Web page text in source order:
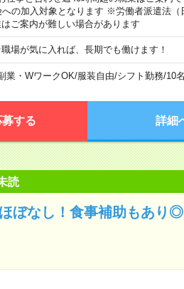
の加入対象となります ※労働者派遣法（
ご案内が難しい場合があります
が気に入れば、長期でも働けます！
業・WワークOK/服装自由/シフト勤務/10
募する 詳細
読
ぼなし！食事補助もあり